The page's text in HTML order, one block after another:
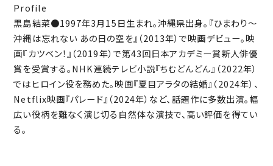
Profile
黒島結菜●1997年3月15日生まれ。沖縄県出身。『ひまわり〜
沖縄は忘れない あの日の空を』（2013年）で映画デビュー。映
画『カツベン！』（2019年）で第43回日本アカデミー賞新人俳優
賞を受賞する。NHK連続テレビ小説『ちむどんどん』（2022年）
ではヒロイン役を務めた。映画『夏目アラタの結婚』（2024年）、
Netflix映画『パレード』（2024年）など、話題作に多数出演。幅
広い役柄を難なく演じ切る自然体な演技で、高い評価を得てい
る。